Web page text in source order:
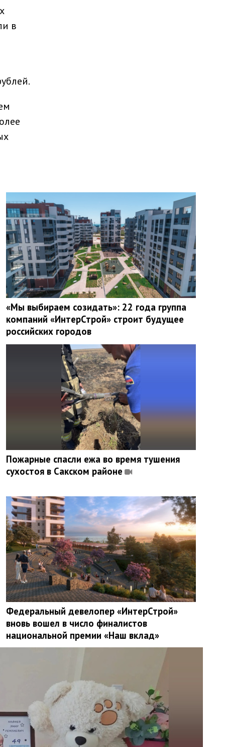
в
«Мы выбираем созидать»: 22 года группа
компаний «ИнтерСтрой» строит будущее
российских городов
Пожарные спасли ежа во время тушения
сухостоя в Сакском районе
Федеральный девелопер «ИнтерСтрой»
вновь вошел в число финалистов
национальной премии «Наш вклад»